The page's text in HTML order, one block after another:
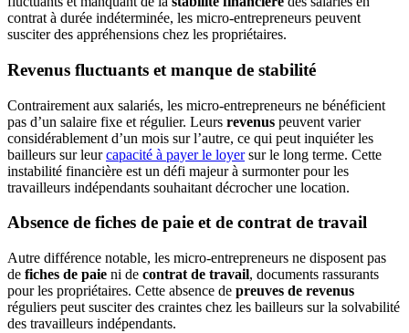
contrat à durée indéterminée, les micro-entrepreneurs peuvent
susciter des appréhensions chez les propriétaires.
Revenus fluctuants et manque de stabilité
Contrairement aux salariés, les micro-entrepreneurs ne bénéficient
pas d’un salaire fixe et régulier. Leurs revenus peuvent varier
considérablement d’un mois sur l’autre, ce qui peut inquiéter les
bailleurs sur leurcapacité à payer le loyersur le long terme. Cette
instabilité financière est un défi majeur à surmonter pour les
travailleurs indépendants souhaitant décrocher une location.
Absence de fiches de paie et de contrat de travail
Autre différence notable, les micro-entrepreneurs ne disposent pas
de fiches de paie ni de contrat de travail, documents rassurants
pour les propriétaires. Cette absence de preuves de revenus
réguliers peut susciter des craintes chez les bailleurs sur la solvabilité
des travailleurs indépendants.